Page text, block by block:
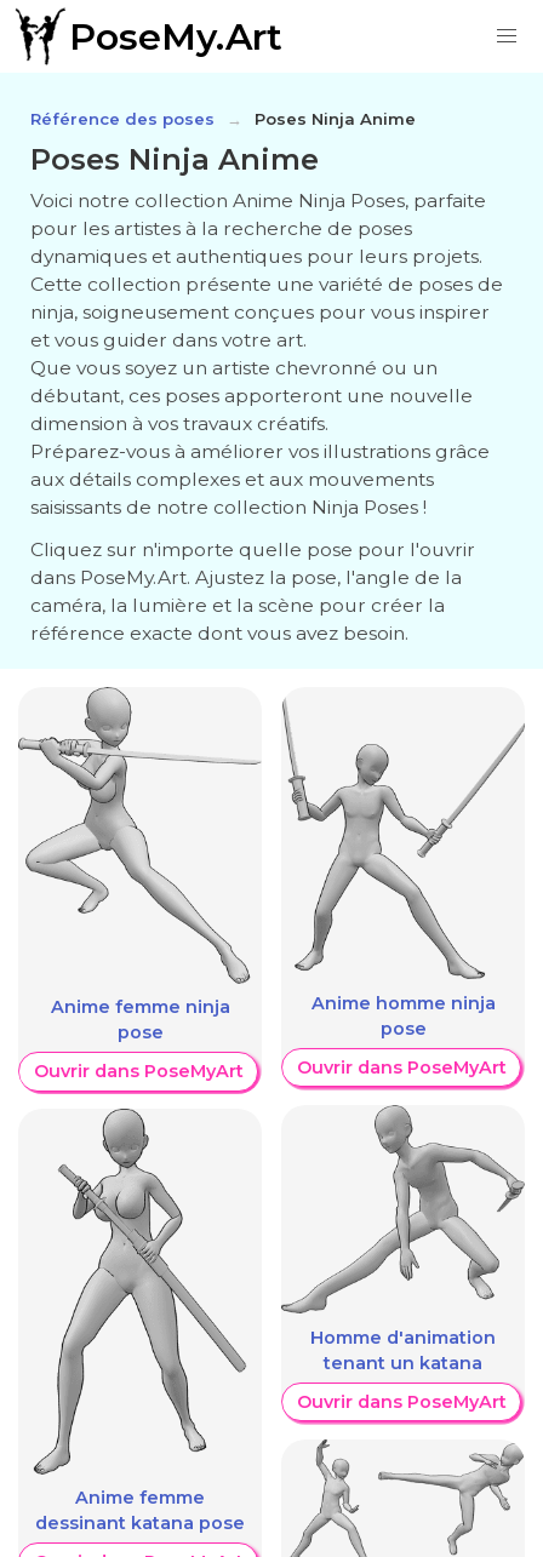
PoseMy.Art
Référence des poses Poses Ninja Anime
Poses Ninja Anime
Voici notre collection Anime Ninja Poses, parfaite
pour les artistes à la recherche de poses
dynamiques et authentiques pour leurs projets.
Cette collection présente une variété de poses de
ninja, soigneusement conçues pour vous inspirer
et vous guider dans votre art.
Que vous soyez un artiste chevronné ou un
débutant, ces poses apporteront une nouvelle
dimension à vos travaux créatifs.
Préparez-vous à améliorer vos illustrations grâce
aux détails complexes et aux mouvements
saisissants de notre collection Ninja Poses !
Cliquez sur n'importe quelle pose pour l'ouvrir
dans PoseMy.Art. Ajustez la pose, l'angle de la
caméra, la lumière et la scène pour créer la
référence exacte dont vous avez besoin.
Anime femme ninja
pose
Ouvrir dans PoseMyArt
Anime femme
dessinant katana pose
Anime homme ninja
pose
Ouvrir dans PoseMyArt
Homme d'animation
tenant un katana
Ouvrir dans PoseMyArt